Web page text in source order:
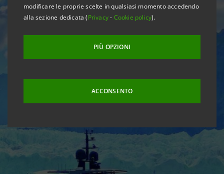
modificare le proprie scelte in qualsiasi momento accedendo
alla sezione dedicata (Privacy- Cookie policy).
PIÙ OPZIONI
ACCONSENTO